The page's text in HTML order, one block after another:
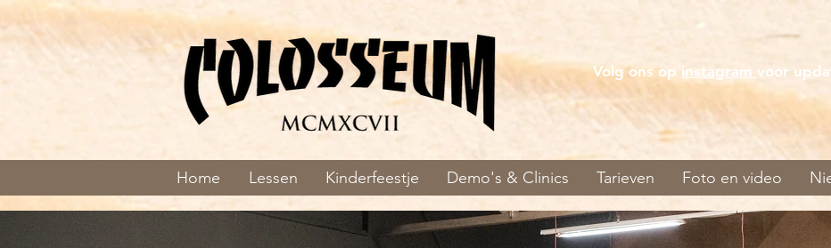
Volg ons op instagram voor
Home Lessen Kinderfeestje Demo's & Clinics Tarieven Foto en video